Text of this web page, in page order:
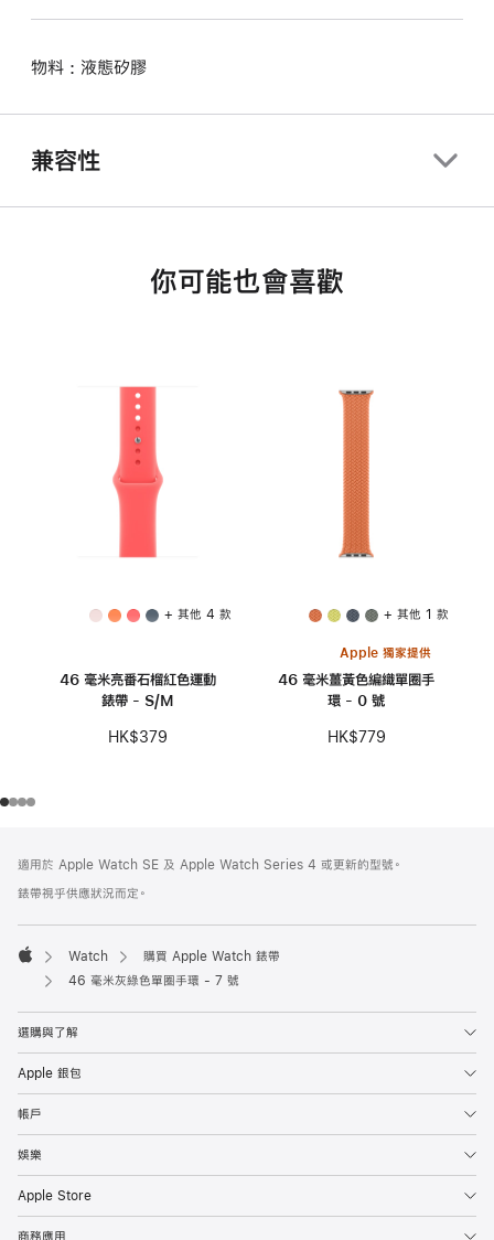
物料 : 液態矽膠
兼容性
你可能也會喜歡
+ 其他 4 款
46 毫米亮番石榴紅色運動
錶帶 - S/M
HK$379
+ 其他 1 款
Apple 獨家提供
46 毫米薑黃色編織單圈手
環 - 0 號
HK$779
腳
腳
適用於 Apple Watch SE 及 Apple Watch Series 4 或更新的型號。
錶帶視乎供應狀況而定。
Apple
Watch
購買 Apple Watch 錶帶
46 毫米灰綠色單圈手環 - 7 號
選購與了解
Apple 銀包
帳戶
娛樂
Apple Store
商務應用